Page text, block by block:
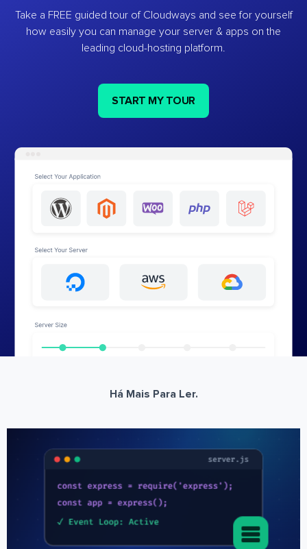
Take a FREE guided tour of Cloudways and see for yourself
how easily you can manage your server & apps on the
leading cloud-hosting platform.
START MY TOUR
Há Mais Para Ler.